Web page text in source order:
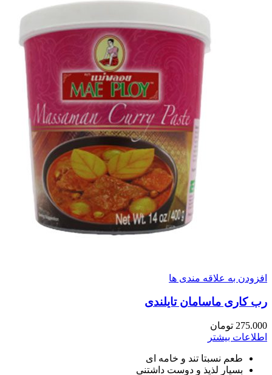
افزودن به علاقه مندی ها
رب کاری ماسامان تایلندی
275.000 تومان
اطلاعات بیشتر
طعم نسبتا تند و خامه ای
بسیار لذیذ و دوست داشتنی